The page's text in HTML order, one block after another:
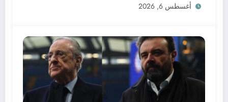
أغسطس 6, 2026